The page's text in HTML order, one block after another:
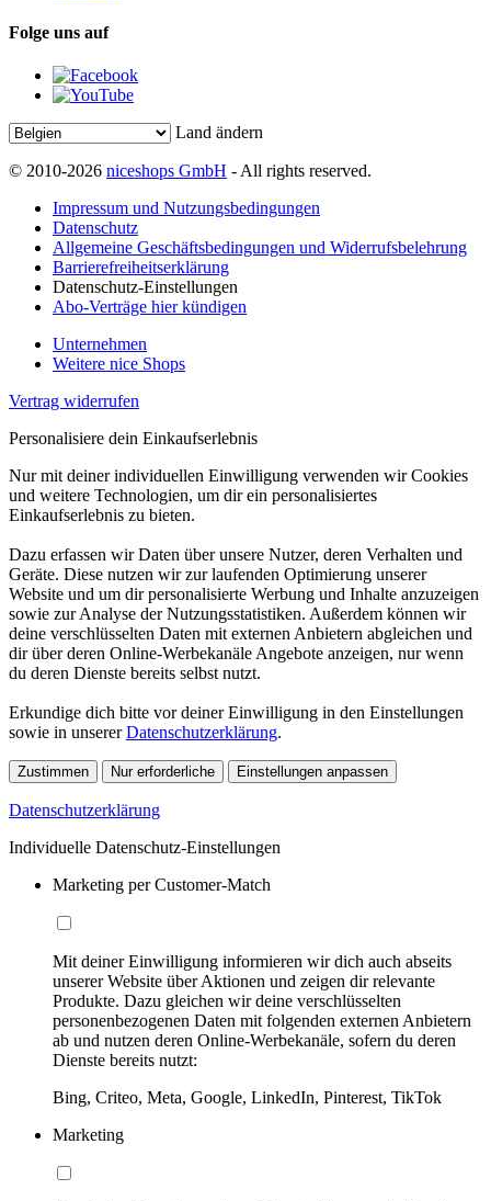
Folge uns auf
Land ändern
© 2010-2026 niceshops GmbH - All rights reserved.
Impressum und Nutzungsbedingungen
Datenschutz
Allgemeine Geschäftsbedingungen und Widerrufsbelehrung
Barrierefreiheitserklärung
Datenschutz-Einstellungen
Abo-Verträge hier kündigen
Unternehmen
Weitere nice Shops
Vertrag widerrufen
Personalisiere dein Einkaufserlebnis
Nur mit deiner individuellen Einwilligung verwenden wir Cookies
und weitere Technologien, um dir ein personalisiertes
Einkaufserlebnis zu bieten.
Dazu erfassen wir Daten über unsere Nutzer, deren Verhalten und
Geräte. Diese nutzen wir zur laufenden Optimierung unserer
Website und um dir personalisierte Werbung und Inhalte anzuzeigen
sowie zur Analyse der Nutzungsstatistiken. Außerdem können wir
deine verschlüsselten Daten mit externen Anbietern abgleichen und
dir über deren Online-Werbekanäle Angebote anzeigen, nur wenn
du deren Dienste bereits selbst nutzt.
Erkundige dich bitte vor deiner Einwilligung in den Einstellungen
sowie in unsererDatenschutzerklärung.
Zustimmen Nur erforderliche Einstellungen anpassen
Datenschutzerklärung
Individuelle Datenschutz-Einstellungen
Marketing per Customer-Match
Mit deiner Einwilligung informieren wir dich auch abseits
unserer Website über Aktionen und zeigen dir relevante
Produkte. Dazu gleichen wir deine verschlüsselten
personenbezogenen Daten mit folgenden externen Anbietern
ab und nutzen deren Online-Werbekanäle, sofern du deren
Dienste bereits nutzt:
Bing, Criteo, Meta, Google, LinkedIn, Pinterest, TikTok
Marketing